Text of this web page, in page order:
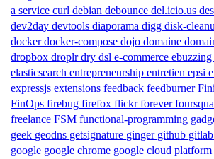
a service curl debian debounce del.icio.us
dev2day devtools diaporama digg disk-
dockerdocker-compose dojo domaine
dropbox droplrdry dsl e-commerce ebuzzing
elasticsearch entrepreneurship entretien epsi
expressjs extensions feedback feedburner
FinOps firebug firefox flickrforever
freelance FSM functional-programming
geek geodns getsignature ginger github gitlab
google google chrome google cloud platform